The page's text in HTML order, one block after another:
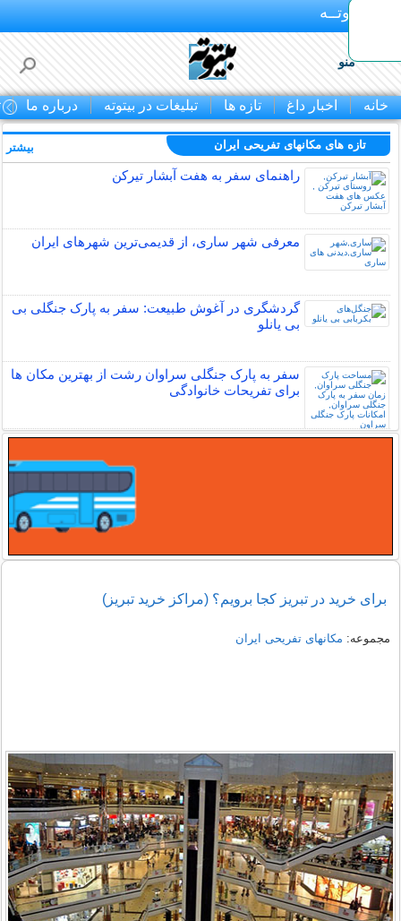
بـیتوتــه
منو
خانه اخبار داغ تازه ها تبلیغات در بیتوته درباره ما
تازه های مکانهای تفریحی ايران
راهنمای سفر به هفت آبشار تیرکن
معرفی شهر ساری، از قدیمی‌ترین شهرهای ایران
گردشگری در آغوش طبیعت: سفر به پارک جنگلی بی
بی یانلو
سفر به پارک جنگلی سراوان رشت از بهترین مکان ها
برای تفریحات خانوادگی
بیشتر
برای خرید در تبریز کجا برویم؟ (مراکز خرید تبریز)
مجموعه: مکانهای تفریحی ايران